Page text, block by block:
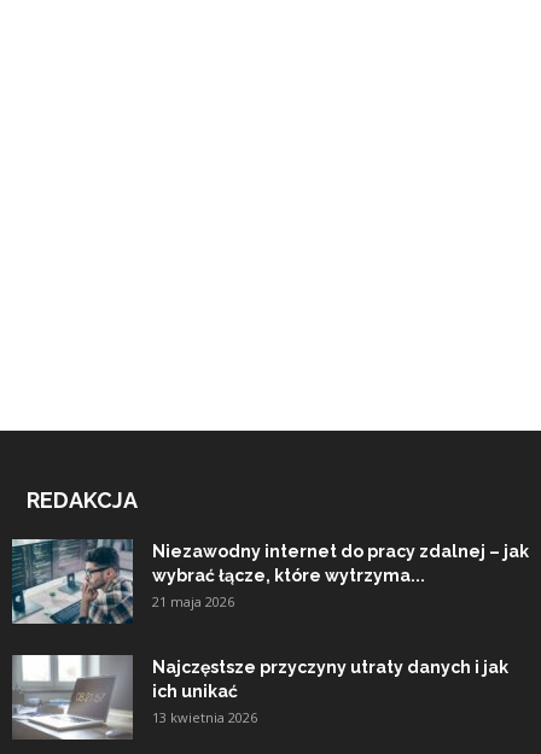
REDAKCJA
Niezawodny internet do pracy zdalnej – jak
wybrać łącze, które wytrzyma...
21 maja 2026
Najczęstsze przyczyny utraty danych i jak
ich unikać
13 kwietnia 2026